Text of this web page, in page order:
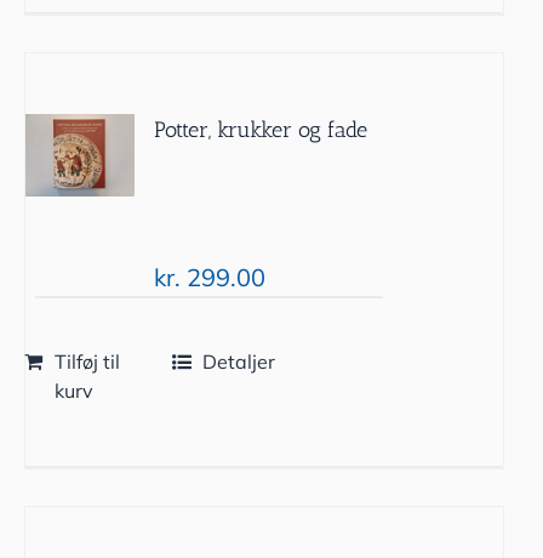
Potter, krukker og fade
kr. 299.00
Tilføj til
kurv
Detaljer